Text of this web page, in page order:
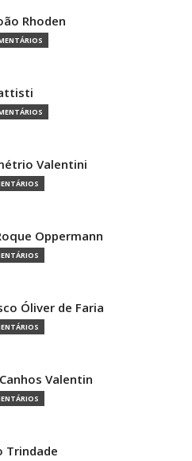
Rhoden
Valentini
Oppermann
Óliver de Faria
Valentin
Trindade